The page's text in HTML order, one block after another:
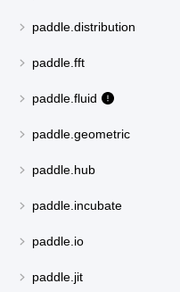
paddle.distribution
paddle.fft
paddle.fluid
paddle.geometric
paddle.hub
paddle.incubate
paddle.io
paddle.jit